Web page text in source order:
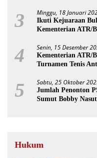
3 Minggu, 18 Januari
Ikuti Kejuaraan
Kementerian ATR/
4 Senin, 15 Desember
Kementerian ATR/
Turnamen Tenis
5 Sabtu, 25 Oktober
Jumlah Penonton
Sumut Bobby
Hukum